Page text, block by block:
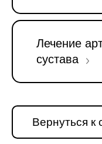
Лечение
сустава
Вернуться к